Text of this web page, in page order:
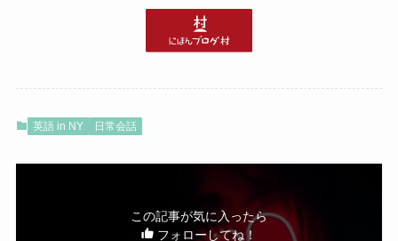
英語 in NY 日常会話
この記事が気に入ったら
フォローしてね！